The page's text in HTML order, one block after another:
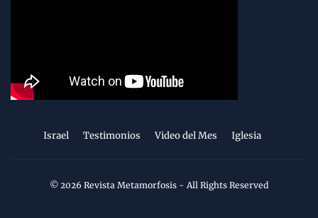
Israel Testimonios Video del Mes Iglesia
© 2026 Revista Metamorfosis - All Rights Reserved